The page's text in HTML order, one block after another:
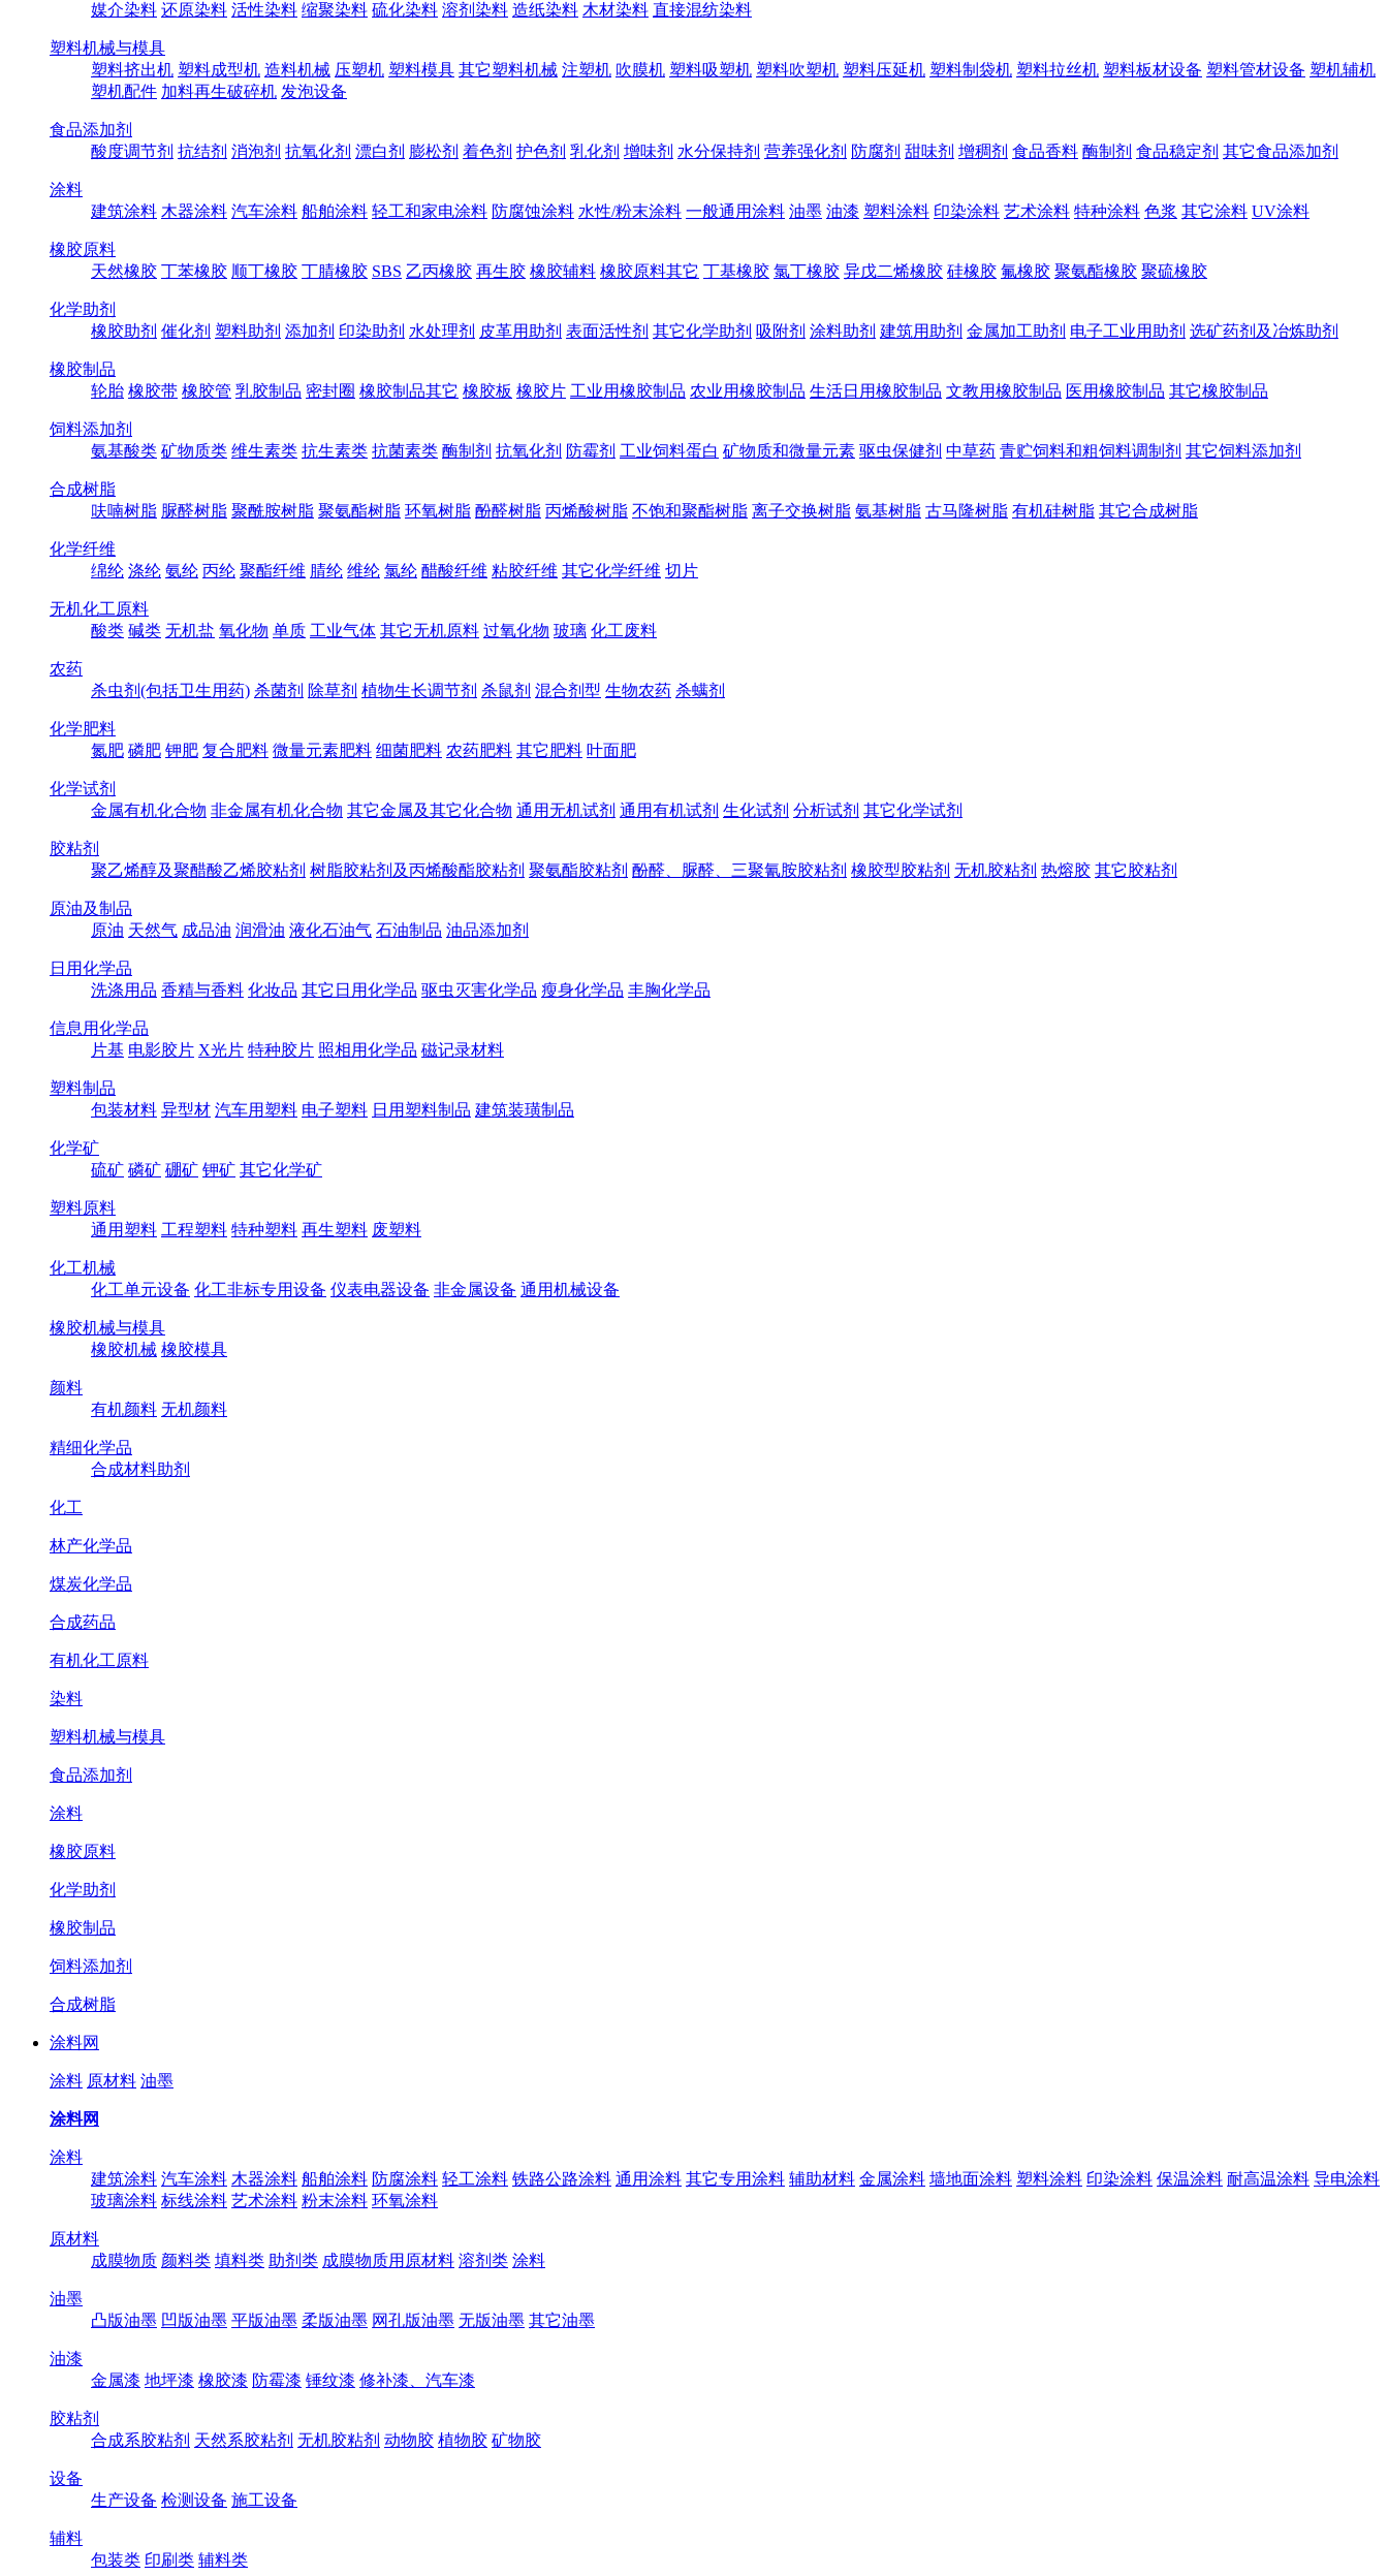
媒介染料 还原染料 活性染料 缩聚染料 硫化染料 溶剂染料 造纸染料 木材染料 直接混纺染料
塑料机械与模具
塑料挤出机 塑料成型机 造料机械 压塑机 塑料模具 其它塑料机械 注塑机 吹膜机 塑料吸塑机 塑料吹塑机 塑料压延机 塑料制袋机 塑料拉丝机 塑料板材设备 塑料管材设备 塑机辅机
塑机配件 加料再生破碎机 发泡设备
食品添加剂
酸度调节剂 抗结剂 消泡剂 抗氧化剂 漂白剂 膨松剂 着色剂 护色剂 乳化剂 增味剂 水分保持剂 营养强化剂 防腐剂 甜味剂 增稠剂 食品香料 酶制剂 食品稳定剂 其它食品添加剂
涂料
建筑涂料 木器涂料 汽车涂料 船舶涂料 轻工和家电涂料 防腐蚀涂料 水性/粉末涂料 一般通用涂料 油墨 油漆 塑料涂料 印染涂料 艺术涂料 特种涂料 色浆 其它涂料 UV涂料
橡胶原料
天然橡胶 丁苯橡胶 顺丁橡胶 丁腈橡胶 SBS 乙丙橡胶 再生胶 橡胶辅料 橡胶原料其它 丁基橡胶 氯丁橡胶 异戊二烯橡胶 硅橡胶 氟橡胶 聚氨酯橡胶 聚硫橡胶
化学助剂
橡胶助剂 催化剂 塑料助剂 添加剂 印染助剂 水处理剂 皮革用助剂 表面活性剂 其它化学助剂 吸附剂 涂料助剂 建筑用助剂 金属加工助剂 电子工业用助剂 选矿药剂及冶炼助剂
橡胶制品
轮胎 橡胶带 橡胶管 乳胶制品 密封圈 橡胶制品其它 橡胶板 橡胶片 工业用橡胶制品 农业用橡胶制品 生活日用橡胶制品 文教用橡胶制品 医用橡胶制品 其它橡胶制品
饲料添加剂
氨基酸类 矿物质类 维生素类 抗生素类 抗菌素类 酶制剂 抗氧化剂 防霉剂 工业饲料蛋白 矿物质和微量元素 驱虫保健剂 中草药 青贮饲料和粗饲料调制剂 其它饲料添加剂
合成树脂
呋喃树脂 脲醛树脂 聚酰胺树脂 聚氨酯树脂 环氧树脂 酚醛树脂 丙烯酸树脂 不饱和聚酯树脂 离子交换树脂 氨基树脂 古马隆树脂 有机硅树脂 其它合成树脂
化学纤维
绵纶 涤纶 氨纶 丙纶 聚酯纤维 腈纶 维纶 氯纶 醋酸纤维 粘胶纤维 其它化学纤维 切片
无机化工原料
酸类 碱类 无机盐 氧化物 单质 工业气体 其它无机原料 过氧化物 玻璃 化工废料
农药
杀虫剂(包括卫生用药) 杀菌剂 除草剂 植物生长调节剂 杀鼠剂 混合剂型 生物农药 杀螨剂
化学肥料
氮肥 磷肥 钾肥 复合肥料 微量元素肥料 细菌肥料 农药肥料 其它肥料 叶面肥
化学试剂
金属有机化合物 非金属有机化合物 其它金属及其它化合物 通用无机试剂 通用有机试剂 生化试剂 分析试剂 其它化学试剂
胶粘剂
聚乙烯醇及聚醋酸乙烯胶粘剂 树脂胶粘剂及丙烯酸酯胶粘剂 聚氨酯胶粘剂 酚醛、脲醛、三聚氰胺胶粘剂 橡胶型胶粘剂 无机胶粘剂 热熔胶 其它胶粘剂
原油及制品
原油 天然气 成品油 润滑油 液化石油气 石油制品 油品添加剂
日用化学品
洗涤用品 香精与香料 化妆品 其它日用化学品 驱虫灭害化学品 瘦身化学品 丰胸化学品
信息用化学品
片基 电影胶片 X光片 特种胶片 照相用化学品 磁记录材料
塑料制品
包装材料 异型材 汽车用塑料 电子塑料 日用塑料制品 建筑装璜制品
化学矿
硫矿 磷矿 硼矿 钾矿 其它化学矿
塑料原料
通用塑料 工程塑料 特种塑料 再生塑料 废塑料
化工机械
化工单元设备 化工非标专用设备 仪表电器设备 非金属设备 通用机械设备
橡胶机械与模具
橡胶机械 橡胶模具
颜料
有机颜料 无机颜料
精细化学品
合成材料助剂
化工
林产化学品
煤炭化学品
合成药品
有机化工原料
染料
塑料机械与模具
食品添加剂
涂料
橡胶原料
化学助剂
橡胶制品
饲料添加剂
合成树脂
涂料网
涂料 原材料 油墨
涂料网
涂料
建筑涂料 汽车涂料 木器涂料 船舶涂料 防腐涂料 轻工涂料 铁路公路涂料 通用涂料 其它专用涂料 辅助材料 金属涂料 墙地面涂料 塑料涂料 印染涂料 保温涂料 耐高温涂料 导电涂料
玻璃涂料 标线涂料 艺术涂料 粉末涂料 环氧涂料
原材料
成膜物质 颜料类 填料类 助剂类 成膜物质用原材料 溶剂类 涂料
油墨
凸版油墨 凹版油墨 平版油墨 柔版油墨 网孔版油墨 无版油墨 其它油墨
油漆
金属漆 地坪漆 橡胶漆 防霉漆 锤纹漆 修补漆、汽车漆
胶粘剂
合成系胶粘剂 天然系胶粘剂 无机胶粘剂 动物胶 植物胶 矿物胶
设备
生产设备 检测设备 施工设备
辅料
包装类 印刷类 辅料类